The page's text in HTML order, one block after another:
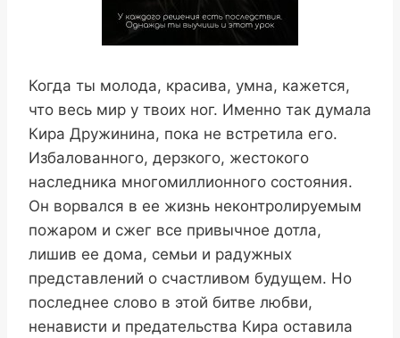
Когда ты молода, красива, умна, кажется,
что весь мир у твоих ног. Именно так думала
Кира Дружинина, пока не встретила его.
Избалованного, дерзкого, жестокого
наследника многомиллионного состояния.
Он ворвался в ее жизнь неконтролируемым
пожаром и сжег все привычное дотла,
лишив ее дома, семьи и радужных
представлений о счастливом будущем. Но
последнее слово в этой битве любви,
ненависти и предательства Кира оставила